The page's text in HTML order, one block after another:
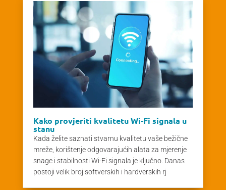
Kako provjeriti kvalitetu Wi-Fi signala u
stanu
Kada želite saznati stvarnu kvalitetu vaše bežične
mreže, korištenje odgovarajućih alata za mjerenje
snage i stabilnosti Wi-Fi signala je ključno. Danas
postoji velik broj softverskih i hardverskih rj